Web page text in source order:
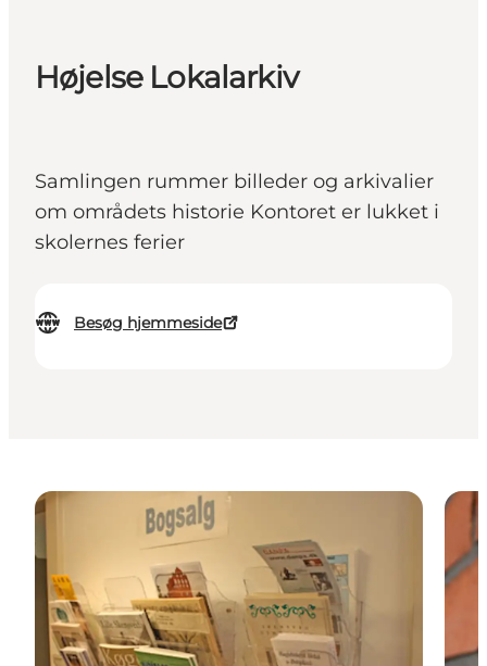
Højelse Lokalarkiv
Samlingen rummer billeder og arkivalier
om områdets historie Kontoret er lukket i
skolernes ferier
Besøg hjemmeside